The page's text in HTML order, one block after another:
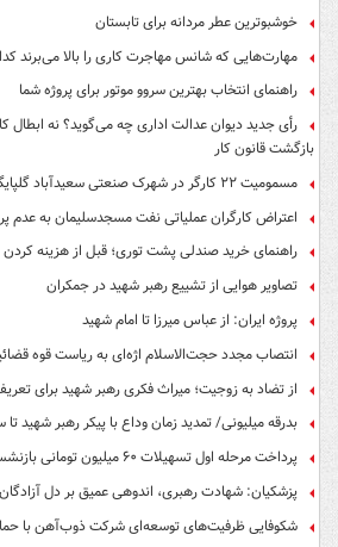
خوشبوترین عطر مردانه برای تابستان
مهارت‌هایی که شانس مهاجرت کاری را بالا می‌برند
راهنمای انتخاب بهترین سروو موتور برای پروژه شما
رأی جدید دیوان عدالت اداری چه می‌گوید؟ نه ابطال
بازگشت قانون کار
مسمومیت ۲۲ کارگر در شهرک صنعتی سعیدآباد گلپایگان بر اثر نشت گاز کلر
اعتراض کارگران عملیاتی نفت مسجدسلیمان به عدم
راهنمای خرید صندلی پشت توری؛ قبل از هزینه کردن
تصاویر هوایی از تشییع رهبر شهید در جمکران
پروژه ایران: از عباس میرزا تا امام شهید
انتصاب مجدد حجت‌الاسلام اژه‌ای به ریاست قوه‌
از تضاد به زوجیت؛ میراث فکری رهبر شهید برای تعریف
بدرقه میلیونی/ تمدید زمان وداع با پیکر رهبر شهید تا
پرداخت مرحله اول تسهیلات ۶۰ میلیون تومانی بازنشستگان تامین اجتماعی
پزشکیان: شهادت رهبری، اندوهی عمیق بر دل
شکوفایی ظرفیت‌های توسعه‌ای شرکت ذوب‌آهن با